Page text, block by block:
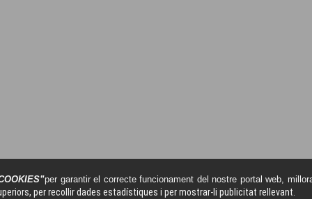
per garantir el correcte funcionament del nostre portal web,
per recollir dades estadístiques i per mostrar-li publicitat rellevant.